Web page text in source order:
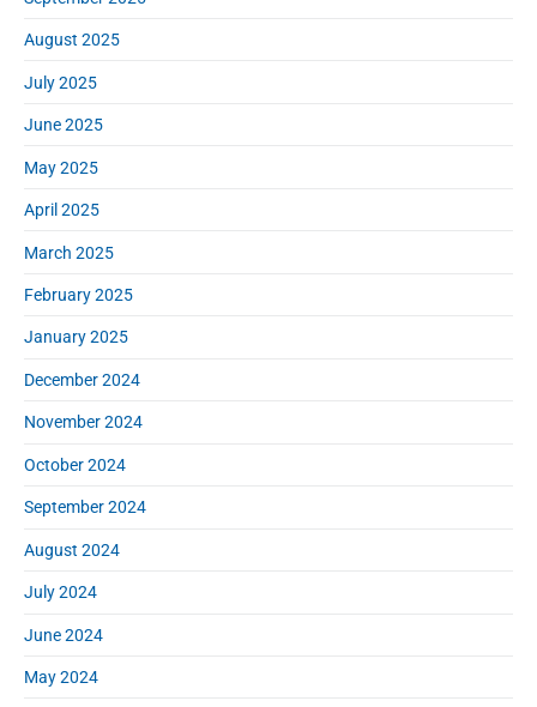
August 2025
July 2025
June 2025
May 2025
April 2025
March 2025
February 2025
January 2025
December 2024
November 2024
October 2024
September 2024
August 2024
July 2024
June 2024
May 2024